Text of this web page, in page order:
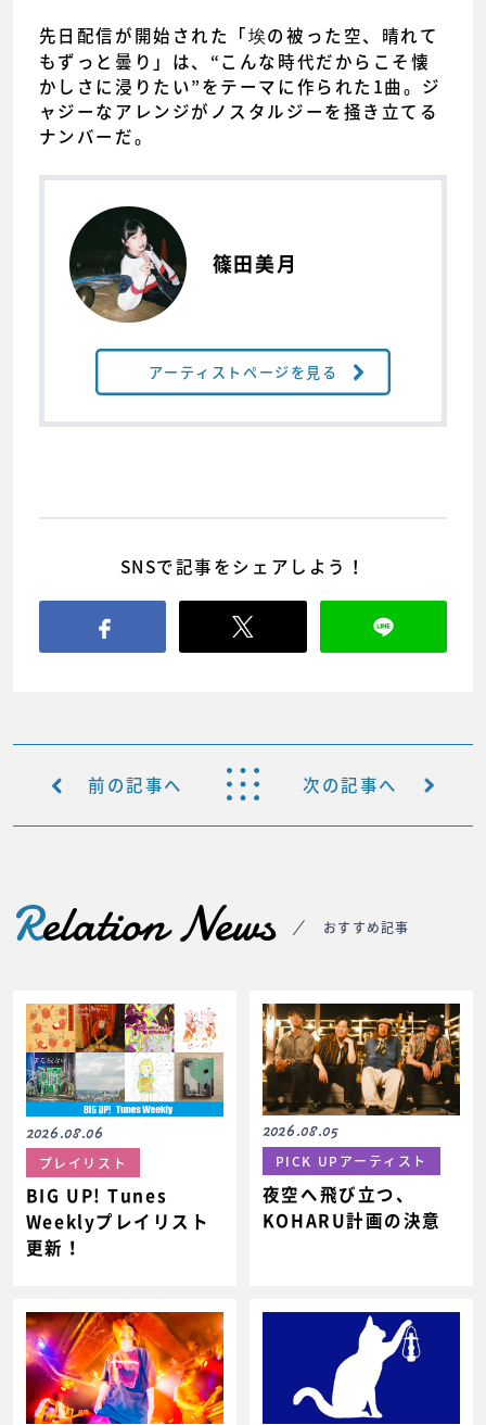
先日配信が開始された「埃の被った空、晴れて
もずっと曇り」は、“こんな時代だからこそ懐
かしさに浸りたい”をテーマに作られた1曲。ジ
ャジーなアレンジがノスタルジーを掻き立てる
ナンバーだ。
篠田美月
アーティストページを見る
SNSで記事をシェアしよう！
前の記事へ 次の記事へ
Relation News おすすめ記事
2026.08.06
プレイリスト
BIG UP! Tunes
Weeklyプレイリスト
更新！
2026.08.05
PICK UPアーティスト
夜空へ飛び立つ、
KOHARU計画の決意